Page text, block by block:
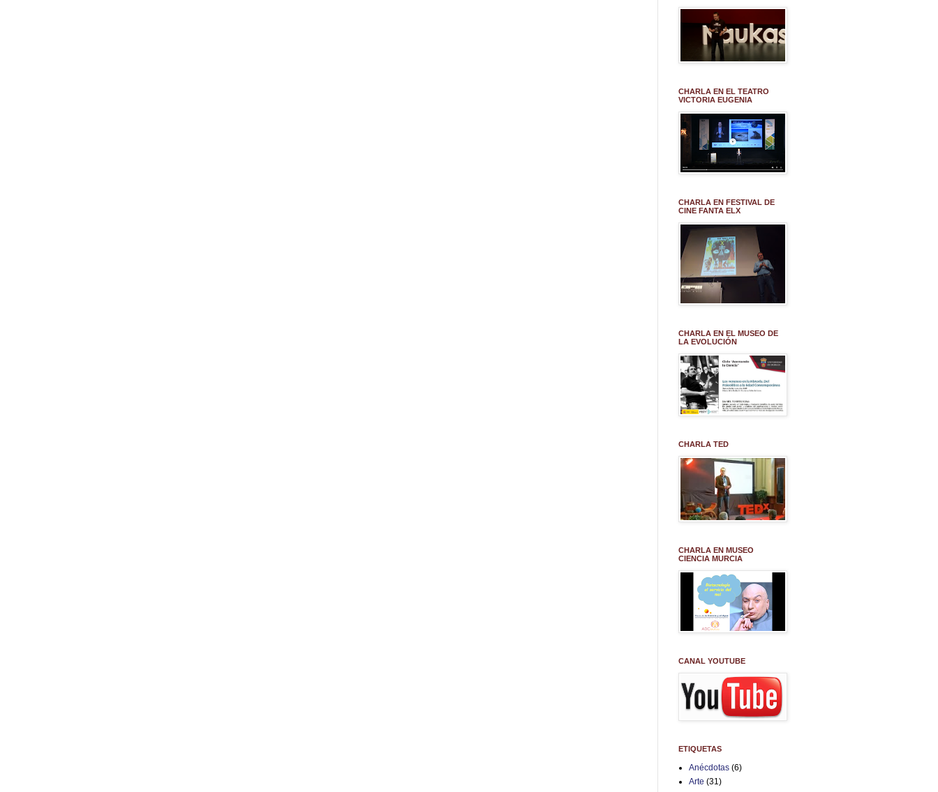
CHARLA EN EL TEATRO
VICTORIA EUGENIA
CHARLA EN FESTIVAL DE
CINE FANTA ELX
CHARLA EN EL MUSEO DE
LA EVOLUCIÓN
CHARLA TED
CHARLA EN MUSEO
CIENCIA MURCIA
CANAL YOUTUBE
ETIQUETAS
Anécdotas (6)
Arte (31)